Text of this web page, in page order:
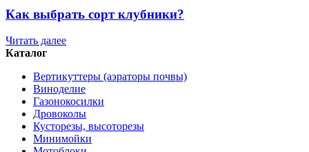
Как выбрать сорт клубники?
Читать далее
Каталог
Вертикуттеры (аэраторы почвы)
Виноделие
Газонокосилки
Дровоколы
Кусторезы, высоторезы
Минимойки